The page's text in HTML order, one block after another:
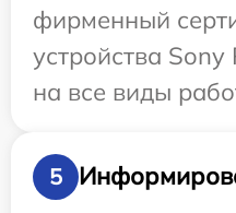
фирменный
устройства
на все виды
5